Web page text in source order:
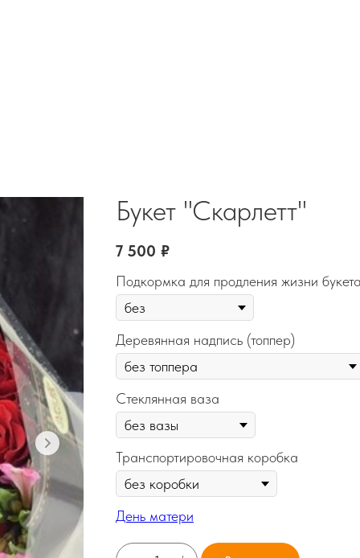
Букет "Скарлетт"
7 500 ₽
Подкормка для продления жизни
Деревянная надпись (топпер)
Стеклянная ваза
Транспортировочная коробка
День матери